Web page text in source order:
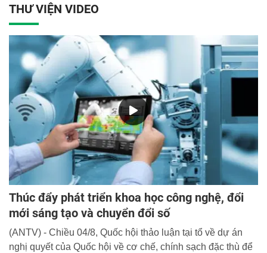
quốc gia (CSQG) Hàn Quốc và 07 học viên lớp B11D47 -
Học viện CSND.
THƯ VIỆN VIDEO
Thúc đẩy phát triển khoa học công nghệ, đổi
mới sáng tạo và chuyển đổi số
(ANTV) - Chiều 04/8, Quốc hội thảo luận tại tổ về dự án
nghị quyết của Quốc hội về cơ chế, chính sạch đặc thù để